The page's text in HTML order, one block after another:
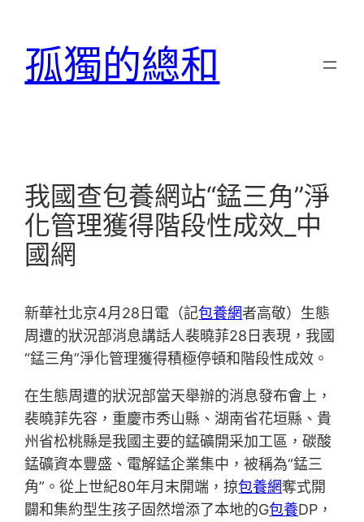
孤獨的總和
我國查包養網站“錳三角”淨
化管理獲得階段性成效_中
國網
新華社北京4月28日電（記包養網者高敬）生態
周遭的狀況部消息講話人裴曉菲28日表現，我國
“錳三角”淨化管理獲得積極停頓和階段性成效。
在生態周遭的狀況部當天舉辦的消息發布會上，
裴曉菲先容，重慶市秀山縣、湖南省花垣縣、貴
州省松桃縣是我國主要的錳礦開采加工區，碳酸
錳礦資本豐盛、電解錳企業集中，被稱為“錳三
角”。從上世紀80年月末開端，掠包養網奪式開
闢和集約型生孩子固然增添了本地的G包養DP，